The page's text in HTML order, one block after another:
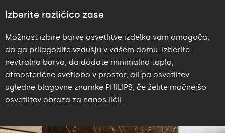
Izberite različico zase
Možnost izbire barve osvetlitve izdelka vam omogoča,
da ga prilagodite vzdušju v vašem domu. Izberite
nevtralno barvo, da dodate minimalno toplo,
atmosferično svetlobo v prostor, ali pa osvetlitev
ugledne blagovne znamke PHILIPS, če želite močnejšo
osvetlitev obraza za nanos ličil.